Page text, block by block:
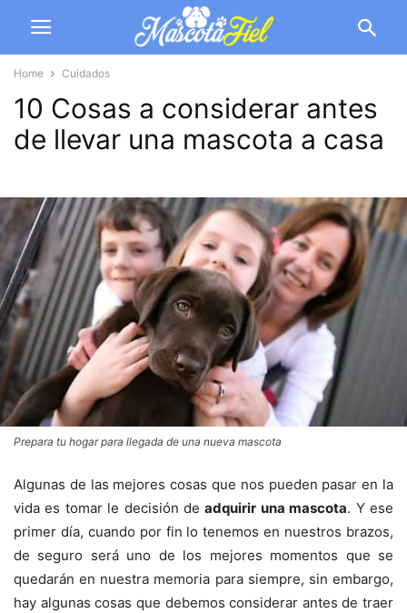
Home Cuidados
10 Cosas a considerar antes
de llevar una mascota a casa
Prepara tu hogar para llegada de una nueva mascota
Algunas de las mejores cosas que nos pueden pasar en la
vida es tomar le decisión deadquirir una mascota. Y ese
primer día, cuando por fin lo tenemos en nuestros brazos,
de seguro será uno de los mejores momentos que se
quedarán en nuestra memoria para siempre, sin embargo,
hay algunas cosas que debemos considerar antes de traer